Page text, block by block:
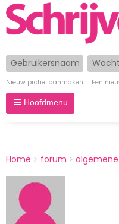
Gebruikersnaam
Nieuw profiel aanmaken Een
Hoofdmenu
BREADCRUMBS
You
here:
Home forum